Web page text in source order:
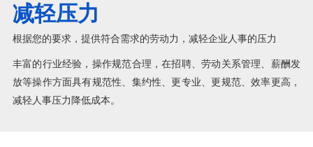
减轻压力
根据您的要求，提供符合需求的劳动力，减轻企业人事的压力
丰富的行业经验，操作规范合理，在招聘、劳动关系管理、薪酬发
放等操作方面具有规范性、集约性、更专业、更规范、效率更高，
减轻人事压力降低成本。